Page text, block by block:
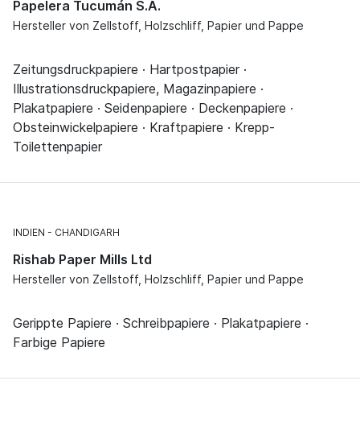
Papelera Tucumán S.A.
Hersteller von Zellstoff, Holzschliff, Papier und Pappe
Zeitungsdruckpapiere · Hartpostpapier ·
Illustrationsdruckpapiere, Magazinpapiere ·
Plakatpapiere · Seidenpapiere · Deckenpapiere ·
Obsteinwickelpapiere · Kraftpapiere · Krepp-
Toilettenpapier
INDIEN CHANDIGARH
Rishab Paper Mills Ltd
Hersteller von Zellstoff, Holzschliff, Papier und Pappe
Gerippte Papiere · Schreibpapiere · Plakatpapiere ·
Farbige Papiere